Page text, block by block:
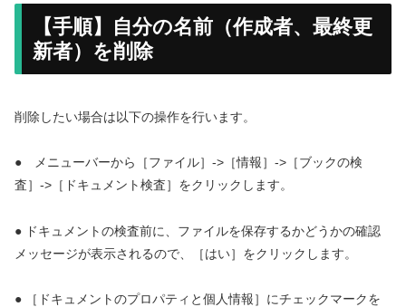
【手順】自分の名前（作成者、最終更
新者）を削除
削除したい場合は以下の操作を行います。
● メニューバーから［ファイル］->［情報］->［ブックの検
査］->［ドキュメント検査］をクリックします。
● ドキュメントの検査前に、ファイルを保存するかどうかの確認
メッセージが表示されるので、［はい］をクリックします。
● ［ドキュメントのプロパティと個人情報］にチェックマークを